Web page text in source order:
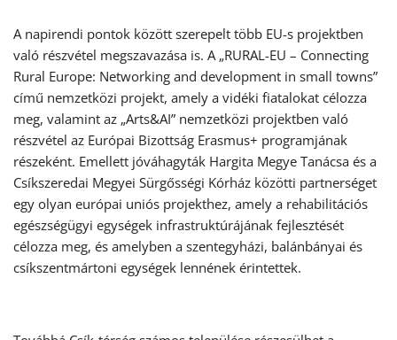
A napirendi pontok között szerepelt több EU-s projektben
való részvétel megszavazása is. A „RURAL-EU – Connecting
Rural Europe: Networking and development in small towns”
című nemzetközi projekt, amely a vidéki fiatalokat célozza
meg, valamint az „Arts&AI” nemzetközi projektben való
részvétel az Európai Bizottság Erasmus+ programjának
részeként. Emellett jóváhagyták Hargita Megye Tanácsa és a
Csíkszeredai Megyei Sürgősségi Kórház közötti partnerséget
egy olyan európai uniós projekthez, amely a rehabilitációs
egészségügyi egységek infrastruktúrájának fejlesztését
célozza meg, és amelyben a szentegyházi, balánbányai és
csíkszentmártoni egységek lennének érintettek.